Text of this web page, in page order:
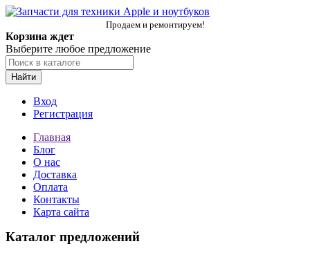
Продаем и ремонтируем!
Корзина ждет
Выберите любое предложение
Найти
Вход
Регистрация
Главная
Блог
О нас
Доставка
Оплата
Контакты
Карта сайта
Каталог предложений